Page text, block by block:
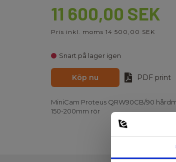
11 600,00 SEK
Pris inkl. moms 14 500,00 SEK
Snart på lager igen
Köp nu PDF print
MiniCam Proteus QRW90CB/90
150-200mm rör